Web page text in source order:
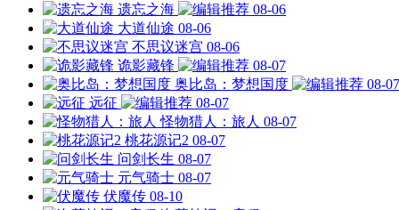
遗忘之海
08-06
大道仙途 08-06
不思议迷宫 08-06
诡影藏锋
08-07
奥比岛：梦想国度
08-07
远征
08-07
怪物猎人：旅人 08-07
桃花源记2 08-07
问剑长生 08-07
元气骑士 08-07
伏魔传 08-10